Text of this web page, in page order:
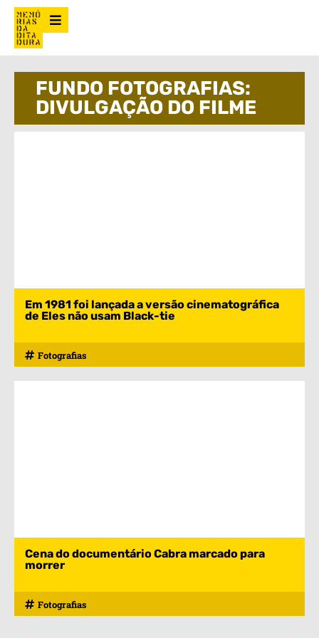
FUNDO FOTOGRAFIAS:
DIVULGAÇÃO DO FILME
Em 1981 foi lançada a versão cinematográfica
de Eles não usam Black-tie
Fotografias
Cena do documentário Cabra marcado para
morrer
Fotografias